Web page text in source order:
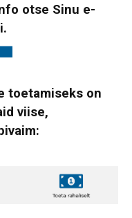
otse Sinu e-
toetamiseks on
viise,